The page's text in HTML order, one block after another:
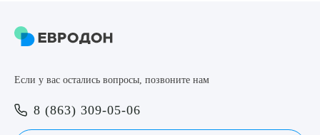
Если у вас остались вопросы, позвоните нам
8 (863) 309-05-06